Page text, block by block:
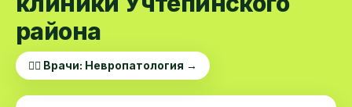
района
👨‍⚕️ Врачи: Невропатология →